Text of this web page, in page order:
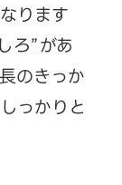
ります
ろ”があ
のきっか
っかりと